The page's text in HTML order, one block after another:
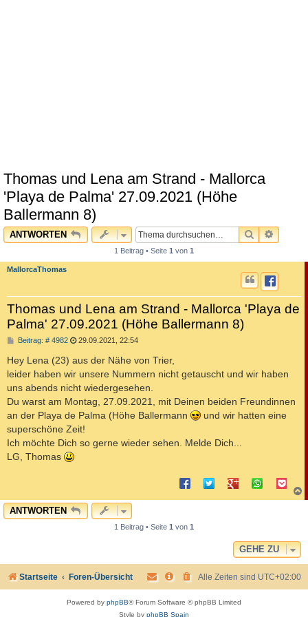
Thomas und Lena am Strand - Mallorca
'Playa de Palma' 27.09.2021 (Höhe
Ballermann 8)
ANTWORTEN SUCHE
1 Beitrag • Seite 1 von 1
MallorcaThomas
Thomas und Lena am Strand - Mallorca 'Playa de
Palma' 27.09.2021 (Höhe Ballermann 8)
Beitrag: # 4982B
i
t
r
a
g
29.09.2021, 22:54
Hey Lena (23) aus der Nähe von Trier,
leider haben wir unsere Nummern nicht getauscht und wir haben
uns abends nicht wiedergesehen.
Du warst am Montag, 27.09.2021, mit Deinen beiden Freundinnen
an der Playa de Palma (Höhe Ballermann
und wir hatten eine
superschöne Zeit!
Ich möchte Dich so gerne wieder sehen. Melde Dich...
LG, Thomas
a
ANTWORTEN
1 Beitrag • Seite 1 von 1
GEHE ZU
Startseite Foren-Übersicht Alle Zeiten sind UTC+02:00
Powered by phpBB® Forum Software © phpBB Limited
Style by phpBB Spain